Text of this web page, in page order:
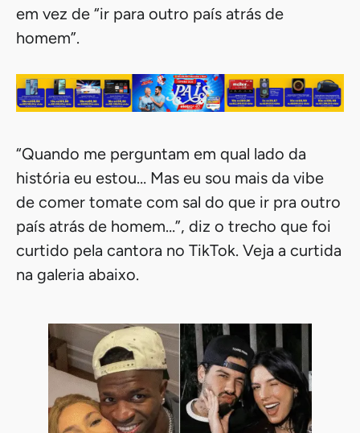
em vez de “ir para outro país atrás de
homem”.
“Quando me perguntam em qual lado da
história eu estou… Mas eu sou mais da vibe
de comer tomate com sal do que ir pra outro
país atrás de homem…”, diz o trecho que foi
curtido pela cantora no TikTok. Veja a curtida
na galeria abaixo.